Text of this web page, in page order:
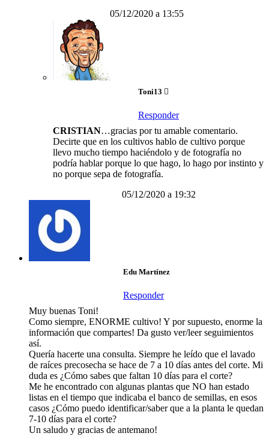
05/12/2020 a 13:55
Toni13
Responder
CRISTIAN…gracias por tu amable comentario.
Decirte que en los cultivos hablo de cultivo porque
llevo mucho tiempo haciéndolo y de fotografía no
podría hablar porque lo que hago, lo hago por instinto y
no porque sepa de fotografía.
05/12/2020 a 19:32
Edu Martínez
Responder
Muy buenas Toni!
Como siempre, ENORME cultivo! Y por supuesto, enorme la
información que compartes! Da gusto ver/leer seguimientos
así.
Quería hacerte una consulta. Siempre he leído que el lavado
de raíces precosecha se hace de 7 a 10 días antes del corte. Mi
duda es ¿Cómo sabes que faltan 10 días para el corte?
Me he encontrado con algunas plantas que NO han estado
listas en el tiempo que indicaba el banco de semillas, en esos
casos ¿Cómo puedo identificar/saber que a la planta le quedan
7-10 días para el corte?
Un saludo y gracias de antemano!